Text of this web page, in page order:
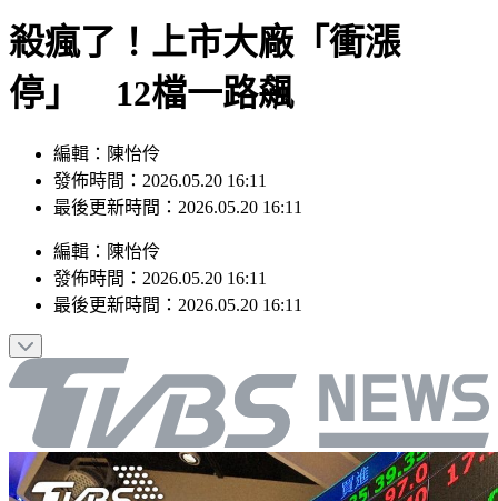
殺瘋了！上市大廠「衝漲
停」 12檔一路飆
編輯：陳怡伶
發佈時間：2026.05.20 16:11
編輯：陳怡伶
發佈時間：2026.05.20 16:11